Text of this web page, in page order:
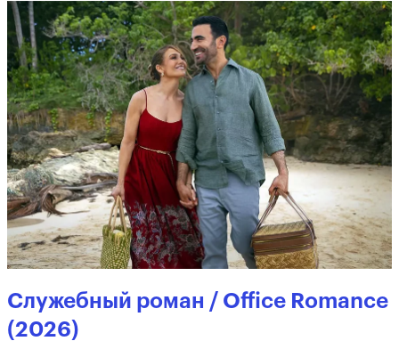
Служебный роман / Office Romance
(2026)